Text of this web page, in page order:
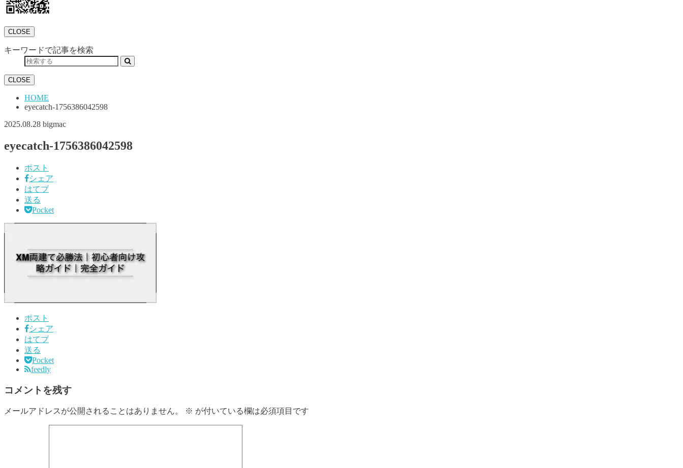
CLOSE
キーワードで記事を検索
CLOSE
HOME
eyecatch-1756386042598
2025.08.28 bigmac
eyecatch-1756386042598
ポスト
シェア
はてブ
送る
Pocket
ポスト
シェア
はてブ
送る
Pocket
feedly
コメントを残す
メールアドレスが公開されることはありません。 ※ が付いている欄は必須項目です